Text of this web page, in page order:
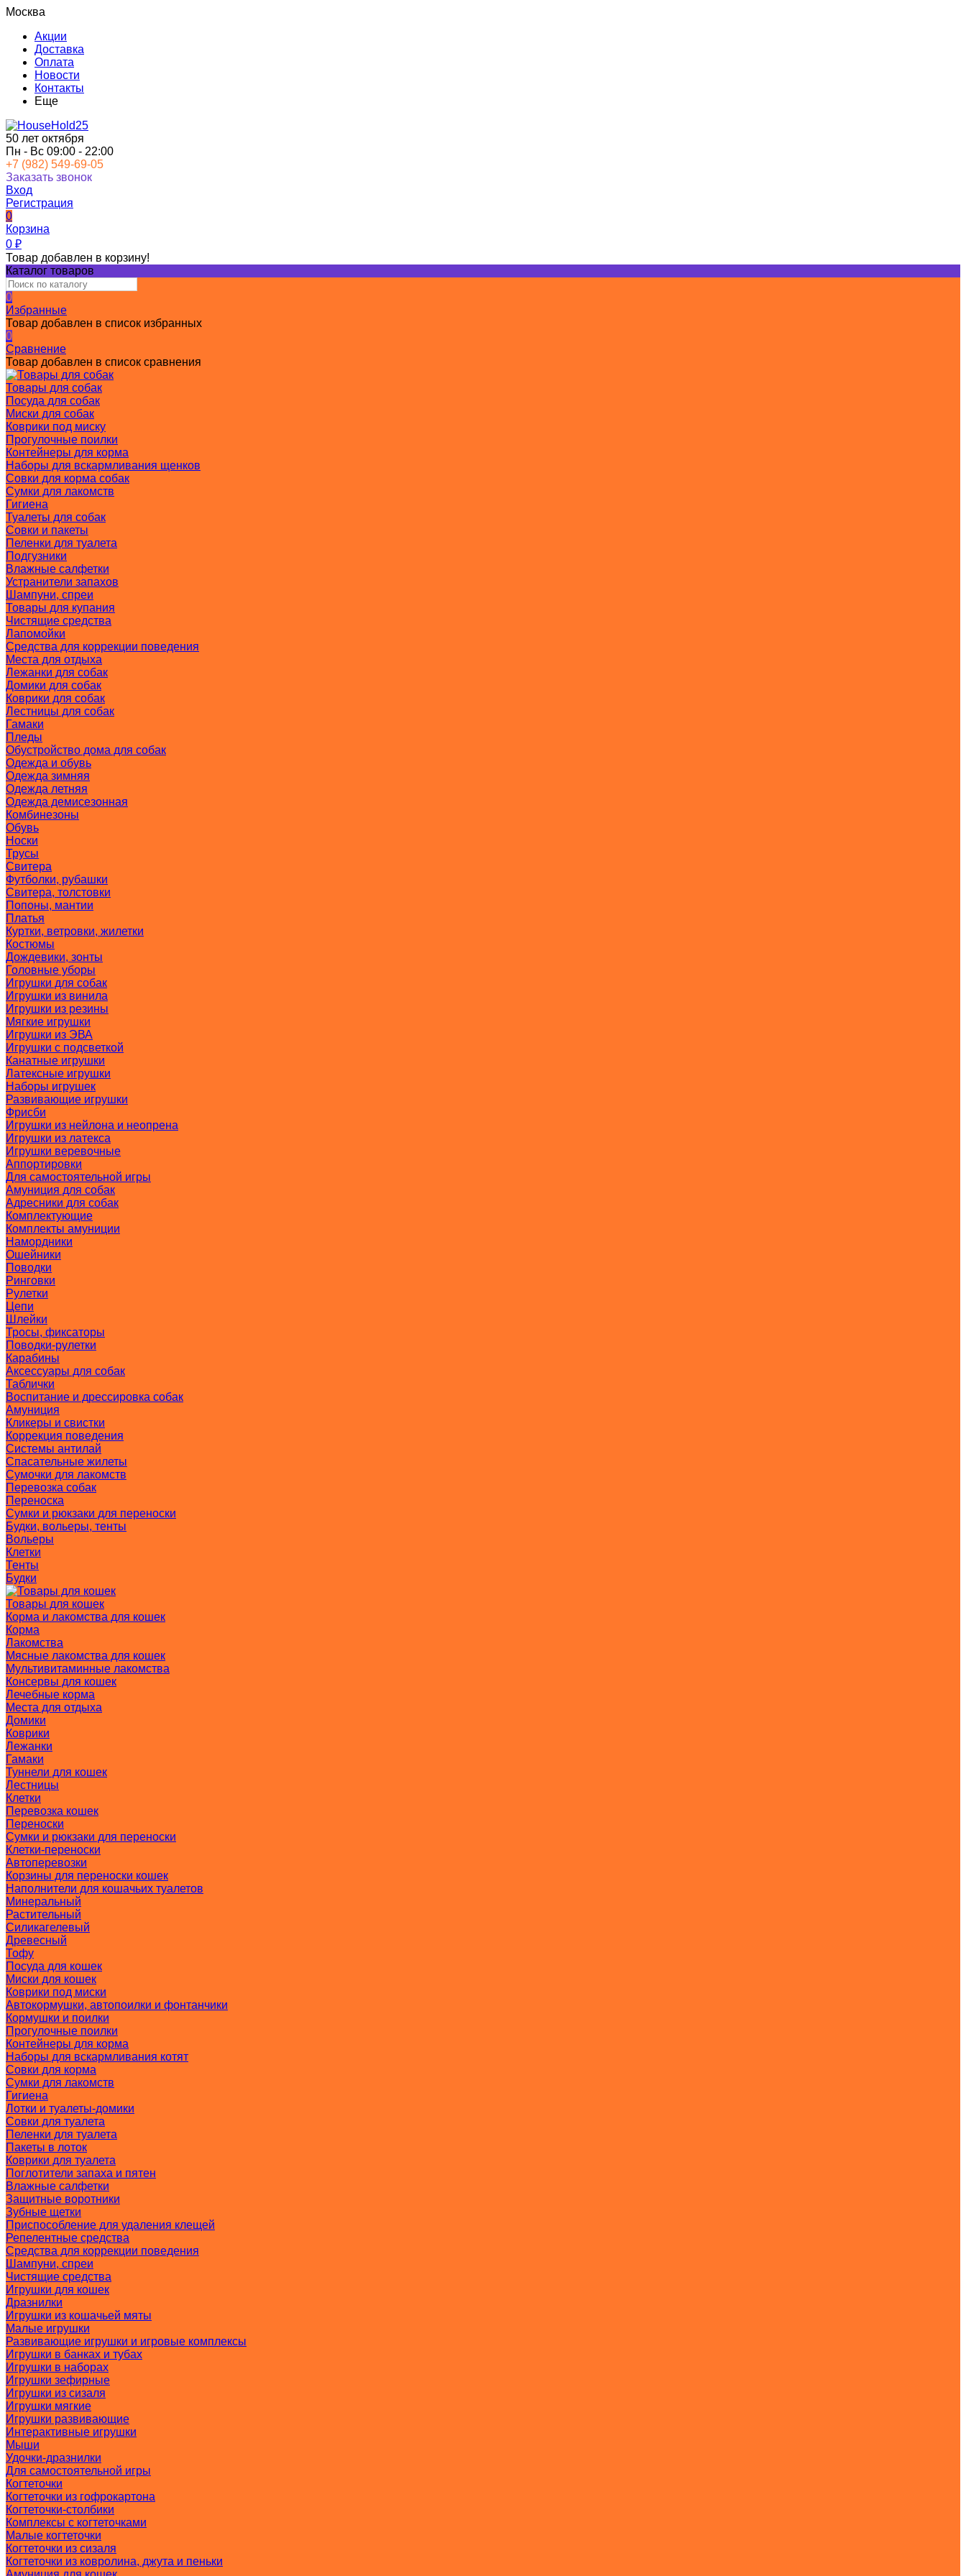
Москва
Акции
Доставка
Оплата
Новости
Контакты
Еще
50 лет октября
Пн - Вс 09:00 - 22:00
+7 (982) 549-69-05
Заказать звонок
Вход
Регистрация
0
Корзина
0 ₽
Товар добавлен в корзину!
Каталог товаров
0
Избранные
Товар добавлен в список избранных
0
Сравнение
Товар добавлен в список сравнения
Товары для собак
Посуда для собак
Миски для собак
Коврики под миску
Прогулочные поилки
Контейнеры для корма
Наборы для вскармливания щенков
Совки для корма собак
Сумки для лакомств
Гигиена
Туалеты для собак
Совки и пакеты
Пеленки для туалета
Подгузники
Влажные салфетки
Устранители запахов
Шампуни, спреи
Товары для купания
Чистящие средства
Лапомойки
Средства для коррекции поведения
Места для отдыха
Лежанки для собак
Домики для собак
Коврики для собак
Лестницы для собак
Гамаки
Пледы
Обустройство дома для собак
Одежда и обувь
Одежда зимняя
Одежда летняя
Одежда демисезонная
Комбинезоны
Обувь
Носки
Трусы
Свитера
Футболки, рубашки
Свитера, толстовки
Попоны, мантии
Платья
Куртки, ветровки, жилетки
Костюмы
Дождевики, зонты
Головные уборы
Игрушки для собак
Игрушки из винила
Игрушки из резины
Мягкие игрушки
Игрушки из ЭВА
Игрушки с подсветкой
Канатные игрушки
Латексные игрушки
Наборы игрушек
Развивающие игрушки
Фрисби
Игрушки из нейлона и неопрена
Игрушки из латекса
Игрушки веревочные
Аппортировки
Для самостоятельной игры
Амуниция для собак
Адресники для собак
Комплектующие
Комплекты амуниции
Намордники
Ошейники
Поводки
Ринговки
Рулетки
Цепи
Шлейки
Тросы, фиксаторы
Поводки-рулетки
Карабины
Аксессуары для собак
Таблички
Воспитание и дрессировка собак
Амуниция
Кликеры и свистки
Коррекция поведения
Системы антилай
Спасательные жилеты
Сумочки для лакомств
Перевозка собак
Переноска
Сумки и рюкзаки для переноски
Будки, вольеры, тенты
Вольеры
Клетки
Тенты
Будки
Товары для кошек
Корма и лакомства для кошек
Корма
Лакомства
Мясные лакомства для кошек
Мультивитаминные лакомства
Консервы для кошек
Лечебные корма
Места для отдыха
Домики
Коврики
Лежанки
Гамаки
Туннели для кошек
Лестницы
Клетки
Перевозка кошек
Переноски
Сумки и рюкзаки для переноски
Клетки-переноски
Автоперевозки
Корзины для переноски кошек
Наполнители для кошачьих туалетов
Минеральный
Растительный
Силикагелевый
Древесный
Тофу
Посуда для кошек
Миски для кошек
Коврики под миски
Автокормушки, автопоилки и фонтанчики
Кормушки и поилки
Прогулочные поилки
Контейнеры для корма
Наборы для вскармливания котят
Совки для корма
Сумки для лакомств
Гигиена
Лотки и туалеты-домики
Совки для туалета
Пеленки для туалета
Пакеты в лоток
Коврики для туалета
Поглотители запаха и пятен
Влажные салфетки
Защитные воротники
Зубные щетки
Приспособление для удаления клещей
Репелентные средства
Средства для коррекции поведения
Шампуни, спреи
Чистящие средства
Игрушки для кошек
Дразнилки
Игрушки из кошачьей мяты
Малые игрушки
Развивающие игрушки и игровые комплексы
Игрушки в банках и тубах
Игрушки в наборах
Игрушки зефирные
Игрушки из сизаля
Игрушки мягкие
Игрушки развивающие
Интерактивные игрушки
Мыши
Удочки-дразнилки
Для самостоятельной игры
Когтеточки
Когтеточки из гофрокартона
Когтеточки-столбики
Комплексы с когтеточками
Малые когтеточки
Когтеточки из сизаля
Когтеточки из ковролина, джута и пеньки